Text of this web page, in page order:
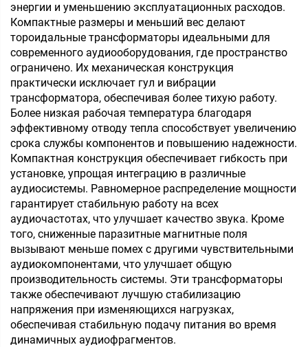
энергии и уменьшению эксплуатационных расходов.
Компактные размеры и меньший вес делают
тороидальные трансформаторы идеальными для
современного аудиооборудования, где пространство
ограничено. Их механическая конструкция
практически исключает гул и вибрации
трансформатора, обеспечивая более тихую работу.
Более низкая рабочая температура благодаря
эффективному отводу тепла способствует увеличению
срока службы компонентов и повышению надежности.
Компактная конструкция обеспечивает гибкость при
установке, упрощая интеграцию в различные
аудиосистемы. Равномерное распределение мощности
гарантирует стабильную работу на всех
аудиочастотах, что улучшает качество звука. Кроме
того, сниженные паразитные магнитные поля
вызывают меньше помех с другими чувствительными
аудиокомпонентами, что улучшает общую
производительность системы. Эти трансформаторы
также обеспечивают лучшую стабилизацию
напряжения при изменяющихся нагрузках,
обеспечивая стабильную подачу питания во время
динамичных аудиофрагментов.